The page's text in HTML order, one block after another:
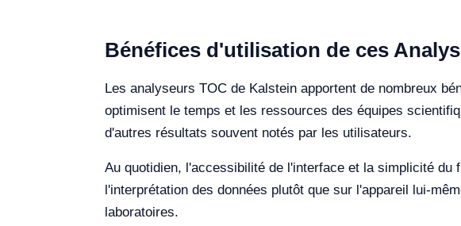
Bénéfices d'utilisation de ces
Les analyseurs TOC de Kalstein apportent de nombreux
optimisent le temps et les ressources des équipes
d'autres résultats souvent notés par les utilisateurs.
Au quotidien, l'accessibilité de l'interface et la simplicité
l'interprétation des données plutôt que sur l'appareil lui-
laboratoires.